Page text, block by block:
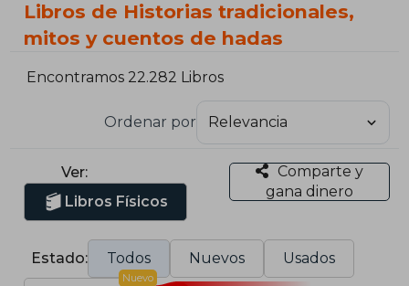
Libros de Historias tradicionales,
mitos y cuentos de hadas
Encontramos 22.282 Libros
Ordenar por
Ver:
Libros Físicos
Comparte y
gana dinero
Estado: Todos Nuevos Usados
Nuevo